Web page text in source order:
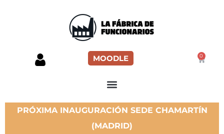
MOODLE 0
PRÓXIMA INAUGURACIÓN SEDE CHAMARTÍN
(MADRID)